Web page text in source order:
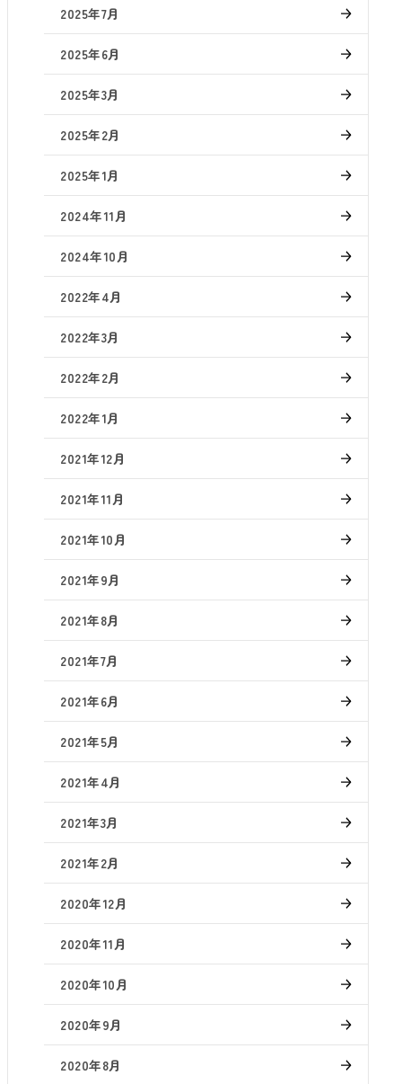
2025年7月
2025年6月
2025年3月
2025年2月
2025年1月
2024年11月
2024年10月
2022年4月
2022年3月
2022年2月
2022年1月
2021年12月
2021年11月
2021年10月
2021年9月
2021年8月
2021年7月
2021年6月
2021年5月
2021年4月
2021年3月
2021年2月
2020年12月
2020年11月
2020年10月
2020年9月
2020年8月